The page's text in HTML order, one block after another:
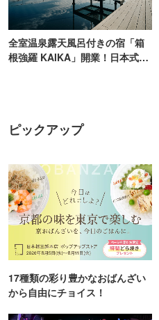
全室温泉露天風呂付きの宿「箱
根強羅 KAIKA」開業！日本式の
ピックアップ
17種類の彩り豊かなおばんざい
から自由にチョイス！